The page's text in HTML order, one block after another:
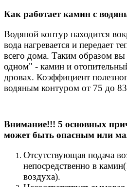
Как работает камин с
Водяной контур находится
вода нагревается и передает
всего дома. Таким образом вы
одном" - камин и
дровах. Коэффициент
водяным контуром от 75 до
Внимание!!! 5 основных
может быть опасным или
Отсутствующая подача
непосредственно в
воздуха).